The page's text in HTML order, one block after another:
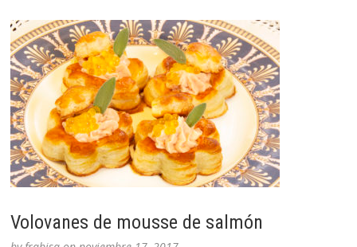
Volovanes de mousse de salmón